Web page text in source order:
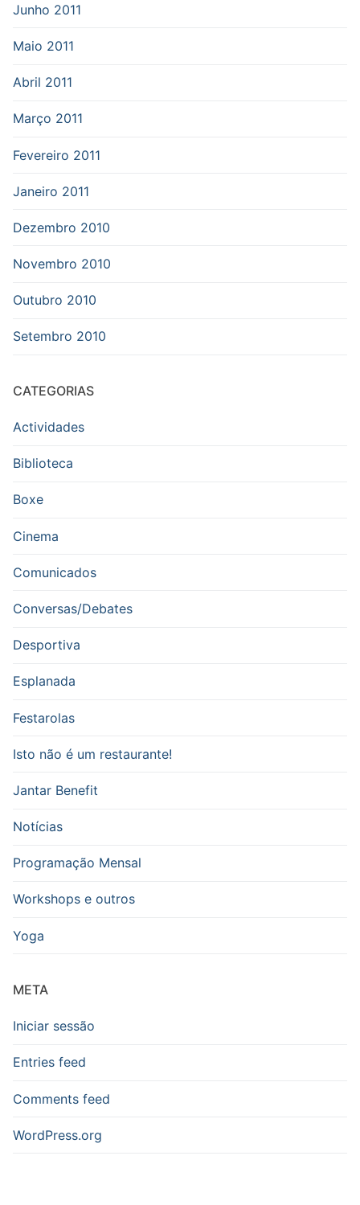
Junho 2011
Maio 2011
Abril 2011
Março 2011
Fevereiro 2011
Janeiro 2011
Dezembro 2010
Novembro 2010
Outubro 2010
Setembro 2010
CATEGORIAS
Actividades
Biblioteca
Boxe
Cinema
Comunicados
Conversas/Debates
Desportiva
Esplanada
Festarolas
Isto não é um restaurante!
Jantar Benefit
Notícias
Programação Mensal
Workshops e outros
Yoga
META
Iniciar sessão
Entries feed
Comments feed
WordPress.org